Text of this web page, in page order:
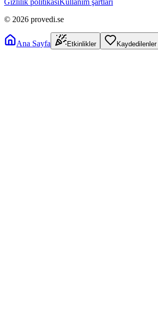
© 2026 provedi.se
Ana Sayfa Etkinlikler Kaydedilenler